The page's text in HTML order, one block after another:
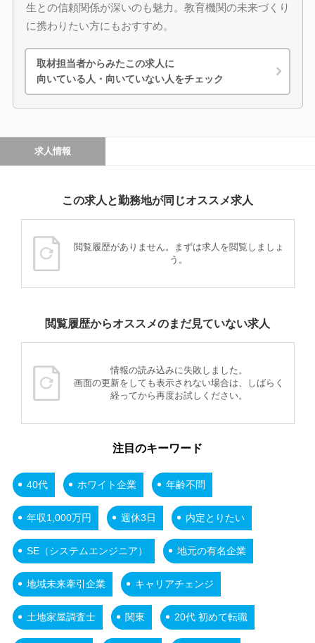
生との信頼関係が深いのも魅力。教育機関の未来づくり
に携わりたい方にもおすすめ。
取材担当者からみたこの求人に
向いている人・向いていない人をチェック
求人情報
この求人と勤務地が同じオススメ求人
閲覧履歴がありません。まずは求人を閲覧しましょ
う。
閲覧履歴からオススメのまだ見ていない求人
情報の読み込みに失敗しました。
画面の更新をしても表示されない場合は、しばらく
経ってから再度お試しください。
注目のキーワード
40代 ホワイト企業 年齢不問
年収1,000万円 週休3日 内定とりたい
SE（システムエンジニア） 地元の有名企業
地域未来牽引企業 キャリアチェンジ
土地家屋調査士 関東 20代 初めて転職